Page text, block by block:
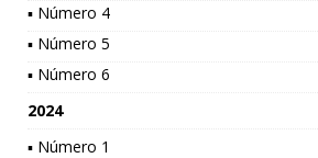
▪ Número 4
▪ Número 5
▪ Número 6
2024
▪ Número 1